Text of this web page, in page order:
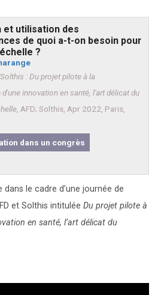
et utilisation des
de quoi a-t-on besoin pour
?
: Du projet pilote à la
innovation en santé, l'art délicat du
, AFD; Solthis, Apr 2022, Paris,
dans un congrès
le cadre d’une journée de
et Solthis intitulée Du projet pilote à
en santé, l’art délicat du